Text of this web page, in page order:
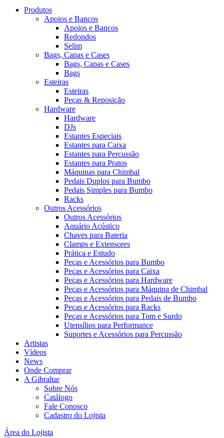
Produtos
Apoios e Bancos
Apoios e Bancos
Redondos
Selim
Bags, Capas e Cases
Bags, Capas e Cases
Bags
Esteiras
Esteiras
Peças & Reposição
Hardware
Hardware
DJs
Estantes Especiais
Estantes para Caixa
Estantes para Percussão
Estantes para Pratos
Máquinas para Chimbal
Pedais Duplos para Bumbo
Pedais Simples para Bumbo
Racks
Outros Acessórios
Outros Acessórios
Aquário Acústico
Chaves para Bateria
Clamps e Extensores
Prática e Estudo
Peças e Acessórios para Bumbo
Peças e Acessórios para Caixa
Peças e Acessórios para Hardware
Peças e Acessórios para Máquina de Chimbal
Peças e Acessórios para Pedais de Bumbo
Peças e Acessórios para Racks
Peças e Acessórios para Tom e Surdo
Utensílios para Performance
Suportes e Acessórios para Percussão
Artistas
Vídeos
News
Onde Comprar
A Gibraltar
Sobre Nós
Catálogo
Fale Conosco
Cadastro do Lojista
Área do Lojista